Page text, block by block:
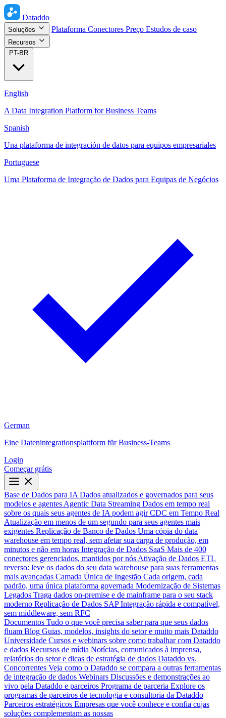
Dataddo
Soluções Plataforma Conectores Preço Estudos de caso
Recursos
PT-BR
English
A Data Integration Platform for Business Teams
Spanish
Una plataforma de integración de datos para equipos empresariales
Portuguese
Uma Plataforma de Integração de Dados para Equipas de Negócios
German
Eine Datenintegrationsplattform für Business-Teams
Login
Começar grátis
Base de Dados para IA Dados atualizados e governados para seus
modelos e agentes Agentic Data Streaming Dados em tempo real
sobre os quais seus agentes de IA podem agir CDC em Tempo Real
Atualização em menos de um segundo para seus agentes mais
exigentes Replicação de Banco de Dados Uma cópia do data
warehouse em tempo real, sem afetar sua carga de produção, em
minutos e não em horas Integração de Dados SaaS Mais de 400
conectores gerenciados, mantidos por nós Ativação de Dados ETL
reverso: leve os dados do seu data warehouse para suas ferramentas
mais avançadas Camada Única de Ingestão Cada origem, cada
padrão, uma única plataforma governada Modernização de Sistemas
Legados Traga dados on-premise e de mainframe para o seu stack
moderno Replicação de Dados SAP Integração rápida e compatível,
sem middleware, sem RFC
Documentos Tudo o que você precisa saber para que seus dados
fluam Blog Guias, modelos, insights do setor e muito mais Dataddo
Universidade Cursos e webinars sobre como trabalhar com Dataddo
e dados Recursos de mídia Notícias, comunicados à imprensa,
relatórios do setor e dicas de estratégia de dados Dataddo vs.
Concorrentes Veja como o Dataddo se compara a outras ferramentas
de integração de dados Webinars Discussões e demonstrações ao
vivo pela Dataddo e parceiros Programa de parceria Explore os
programas de parceiros de tecnologia e consultoria da Dataddo
Parceiros estratégicos Empresas que você conhece e confia cujas
soluções complementam as nossas